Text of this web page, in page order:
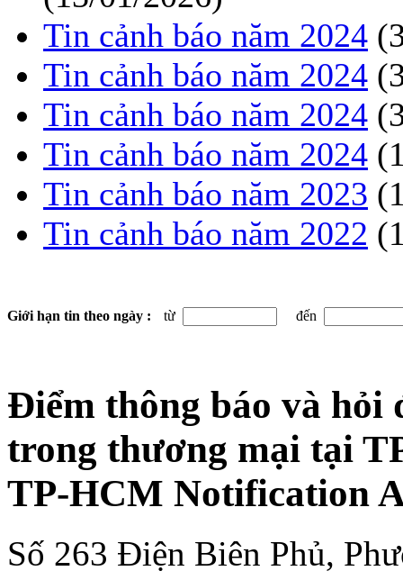
Tin cảnh báo năm 2024
Tin cảnh báo năm 2024
Tin cảnh báo năm 2024
Tin cảnh báo năm 2024
Tin cảnh báo năm 2023
Tin cảnh báo năm 2022
Giới hạn tin theo ngày : từ đến
Điểm thông báo và hỏi
trong thương mại tại
TP-HCM Notification
Số 263 Điện Biên Phủ,